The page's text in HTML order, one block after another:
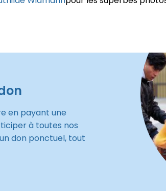
en payant une
à toutes nos
don ponctuel, tout